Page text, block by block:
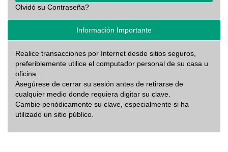
Olvidó su Contraseña?
Información Importante
Realice transacciones por Internet desde sitios seguros,
preferiblemente utilice el computador personal de su casa u
oficina.
Asegúrese de cerrar su sesión antes de retirarse de
cualquier medio donde requiera digitar su clave.
Cambie periódicamente su clave, especialmente si ha
utilizado un sitio público.